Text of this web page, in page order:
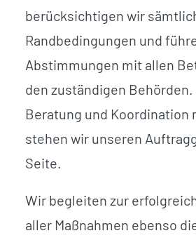
berücksichtigen wir
Randbedingungen und
Abstimmungen mit allen
den zuständigen
Beratung und Koordination
stehen wir unseren
Seite.
Wir begleiten zur
aller Maßnahmen ebenso